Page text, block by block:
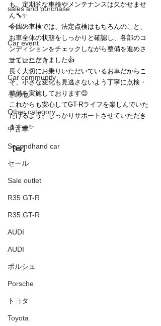
sales and purchase
イベント
Car event
コミュニティ
Car community
その他
Other category
中古車
Secondhand car
セール
Sale outlet
R35 GT-R
R35 GT-R
AUDI
AUDI
ポルシェ
Porsche
トヨタ
Toyota
も、定期的な車検やメンテナンスは欠かせませ
ん🔧✨
今回の車検では、法定点検はもちろんのこと、
お車全体の状態をしっかりと確認し、各部のコ
ンディションをチェックしながら整備を進めさ
せていただきました👍
長く大切にお乗りいただいているお車だからこ
そ、小さな変化も見逃さないよう丁寧に点検・
整備を実施しております😊
これからも安心してGT-Rライフを楽しんでいた
だけるよう、しっかりサポートさせていただき
ます🚗✨
【📸】